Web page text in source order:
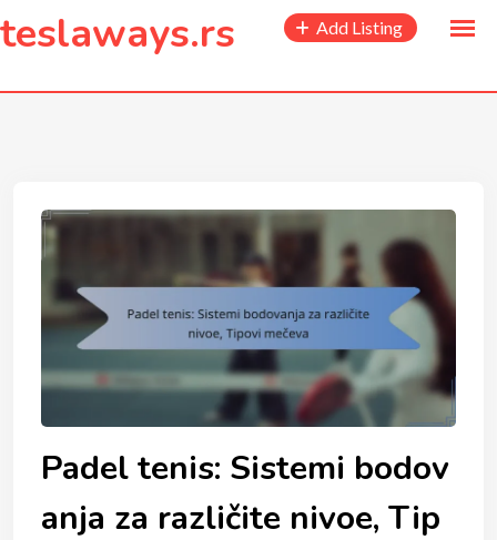
content
teslaways.rs Add Listing
Padel tenis: Sistemi bodov
anja za različite nivoe, Tip